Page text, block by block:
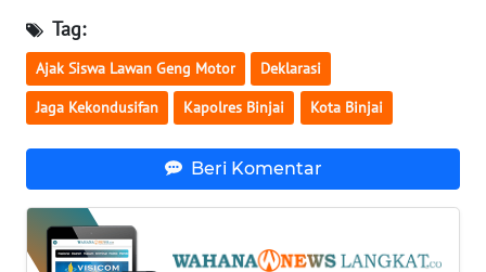
Tag:
Ajak Siswa Lawan Geng Motor Deklarasi
Jaga Kekondusifan Kapolres Binjai Kota Binjai
Beri Komentar
TOBA
WN
NIAS
LANGKAT
WN